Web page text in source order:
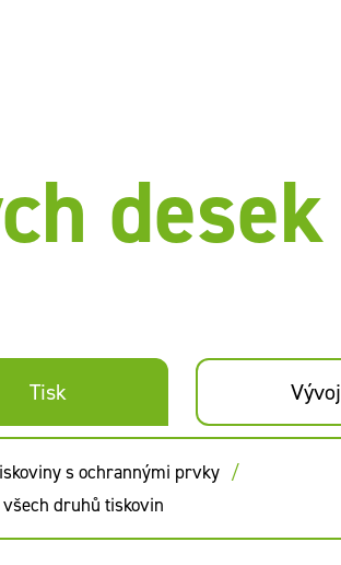
desek
Tisk Vývoj
s ochrannými prvky
druhů tiskovin